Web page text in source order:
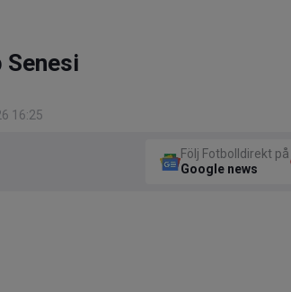
16:25
Följ Fotbolldirekt på
Google news